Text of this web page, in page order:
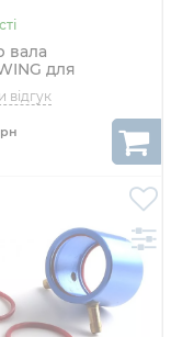
вала
для
3,17 мм на 5,0 мм